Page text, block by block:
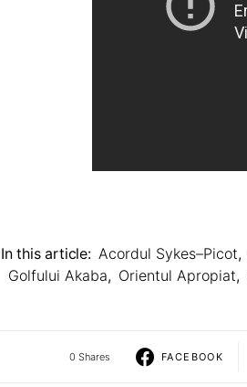
In this article: Acordul Sykes–Picot,
Golfului Akaba, Orientul Apropiat,
0 Shares FACEBOOK